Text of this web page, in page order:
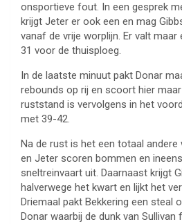
onsportieve fout. In een gesprek
krijgt Jeter er ook een en mag
vanaf de vrije worplijn. Er valt
31 voor de thuisploeg.
In de laatste minuut pakt Donar
rebounds op rij en scoort hier
ruststand is vervolgens in het
met 39-42.
Na de rust is het een totaal andere
en Jeter scoren bommen en
sneltreinvaart uit. Daarnaast krijgt
halverwege het kwart en lijkt het
Driemaal pakt Bekkering een steal
Donar waarbij de dunk van